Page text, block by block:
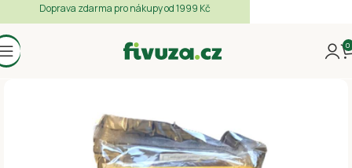
0
Doprava zdarma pro nákupy od 1999 Kč